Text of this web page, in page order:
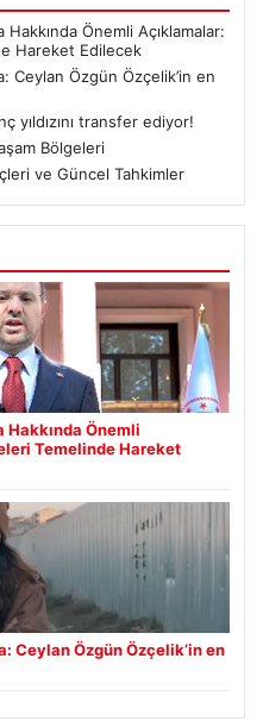
Önemli Açıklamalar:
Hareket Edilecek
Ceylan Özgün Özçelik’in en
yıldızını transfer ediyor!
Bölgeleri
ve Güncel Tahkimler
Hakkında Önemli
Temelinde Hareket
Ceylan Özgün Özçelik’in en